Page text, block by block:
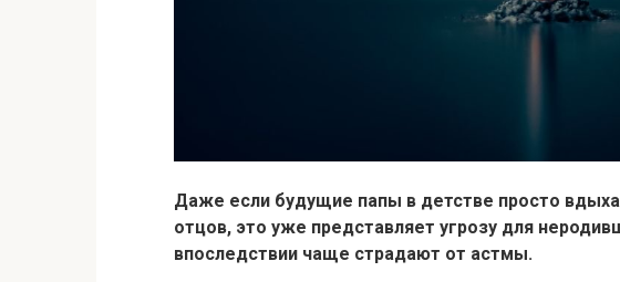
Даже если будущие папы в детстве просто
отцов, это уже представляет угрозу для
впоследствии чаще страдают от астмы.